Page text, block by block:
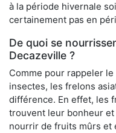
à la période hivernale
certainement pas en
De quoi se
Decazeville ?
Comme pour rappeler
insectes, les frelons
différence. En effet, les
trouvent leur bonheur
nourrir de fruits mûrs et